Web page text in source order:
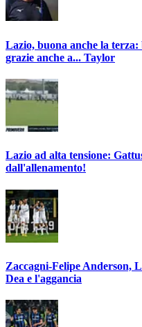
Lazio, buona anche la
grazie anche a... Taylor
Lazio ad alta tensione:
dall'allenamento!
Zaccagni-Felipe Anderson,
Dea e l'aggancia